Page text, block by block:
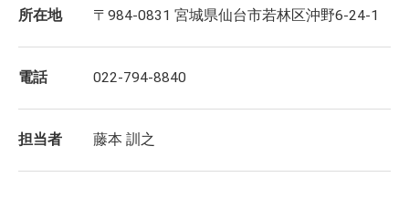
所在地 〒984-0831 宮城県仙台市若林区沖野6-24-1
電話 022-794-8840
担当者 藤本 訓之